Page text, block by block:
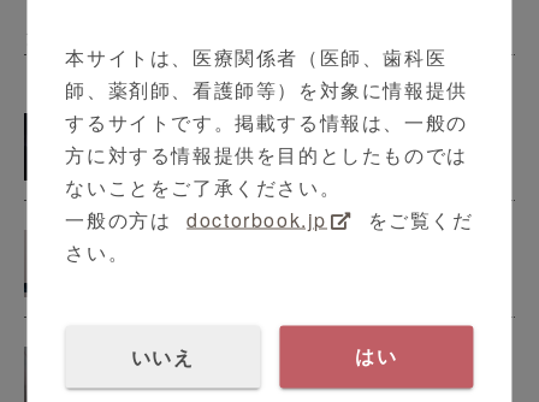
クリクラVoice
地域に根差したうつ病治療への貢献
片頭痛診療を深める
患者と医療従事者を守る！いしおか
医院の感染防止対策
本サイトは、医療関係者（医師、歯科医
師、薬剤師、看護師等）を対象に情報提供
するサイトです。掲載する情報は、一般の
方に対する情報提供を目的としたものでは
ないことをご了承ください。
一般の方は
doctorbook.jp
をご覧くだ
さい。
いいえ はい